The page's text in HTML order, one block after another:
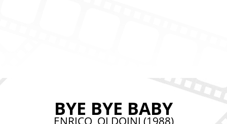
BYE BYE BABY
ENRICO OLDOINI (1988)